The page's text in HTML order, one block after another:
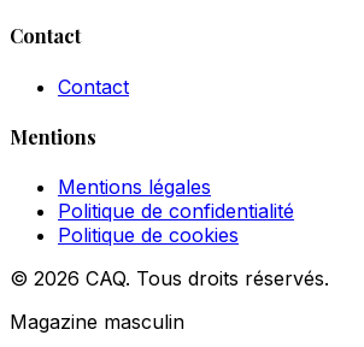
Contact
Contact
Mentions
Mentions légales
Politique de confidentialité
Politique de cookies
© 2026 CAQ. Tous droits réservés.
Magazine masculin